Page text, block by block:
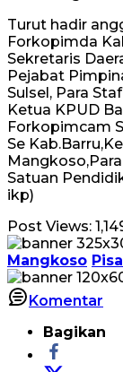
Turut hadir
Forkopimda
Sekretaris
Pejabat
Sulsel, Para
Ketua KPUD
Forkopimcam
Se
Satuan
ikp)
Post Views:
Mangkoso
Komentar
Bagikan